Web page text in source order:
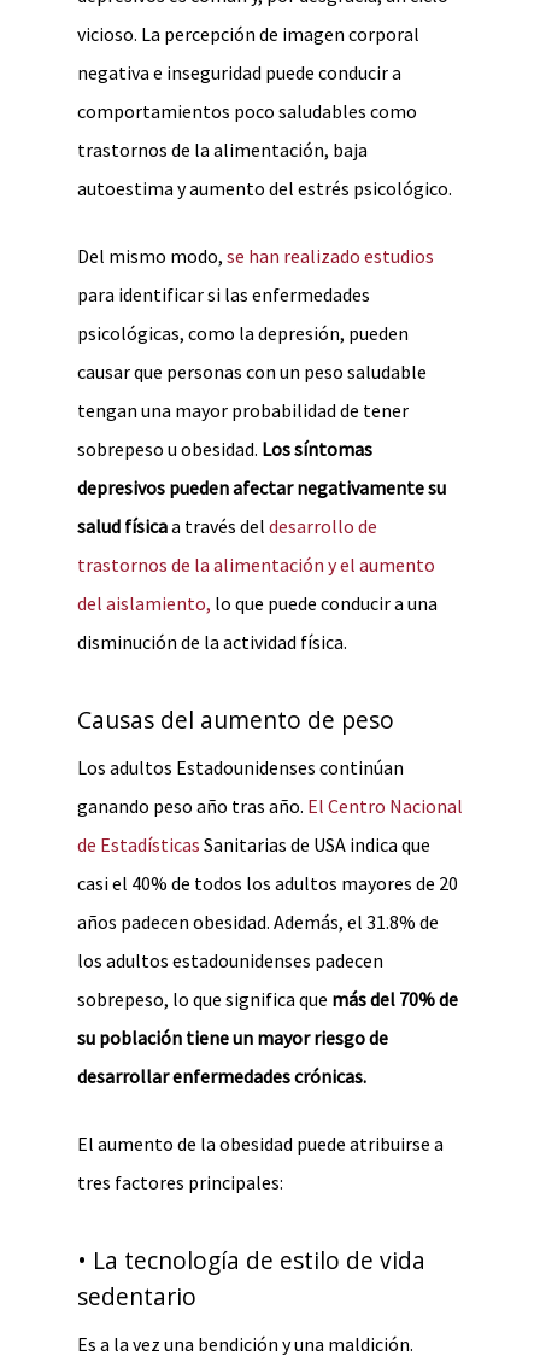
vicioso. La percepción de imagen corporal
negativa e inseguridad puede conducir a
comportamientos poco saludables como
trastornos de la alimentación, baja
autoestima y aumento del estrés psicológico.
Del mismo modo, se han realizado estudios
para identificar si las enfermedades
psicológicas, como la depresión, pueden
causar que personas con un peso saludable
tengan una mayor probabilidad de tener
sobrepeso u obesidad. Los síntomas
depresivos pueden afectar negativamente su
salud físicaa través del desarrollo de
trastornos de la alimentación y el aumento
del aislamiento, lo que puede conducir a una
disminución de la actividad física.
Causas del aumento de peso
Los adultos Estadounidenses continúan
ganando peso año tras año. El Centro Nacional
de Estadísticas Sanitarias de USA indica que
casi el 40% de todos los adultos mayores de 20
años padecen obesidad. Además, el 31.8% de
los adultos estadounidenses padecen
sobrepeso, lo que significa que más del 70% de
su población tiene un mayor riesgo de
desarrollar enfermedades crónicas.
El aumento de la obesidad puede atribuirse a
tres factores principales:
• La tecnología de estilo de vida
sedentario
Es a la vez una bendición y una maldición.